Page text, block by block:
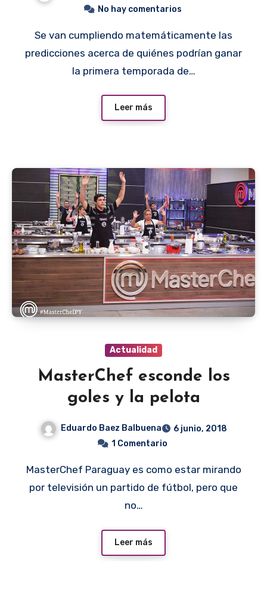
No hay comentarios
Se van cumpliendo matemáticamente las
predicciones acerca de quiénes podrían ganar
la primera temporada de…
Leer más
Actualidad
MasterChef esconde los
goles y la pelota
Eduardo Baez Balbuena
6 junio, 2018
1 Comentario
MasterChef Paraguay es como estar mirando
por televisión un partido de fútbol, pero que
no…
Leer más